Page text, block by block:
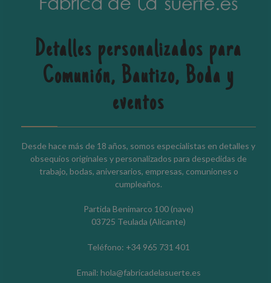
Detalles personalizados para
Comunión, Bautizo, Boda y
eventos
Desde hace más de 18 años, somos especialistas en detalles y
obsequios originales y personalizados para despedidas de
trabajo, bodas, aniversarios, empresas, comuniones o
cumpleaños.
Partida Benimarco 100 (nave)
03725 Teulada (Alicante)
Teléfono: +34 965 731 401
Email: hola@fabricadelasuerte.es